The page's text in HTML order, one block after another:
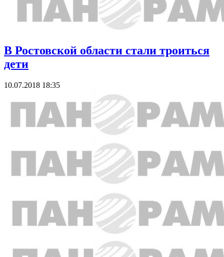
В Ростовской области стали троиться
дети
10.07.2018 18:35